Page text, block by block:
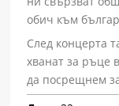
обич към
След концерта
хванат за ръце
да посрещнем